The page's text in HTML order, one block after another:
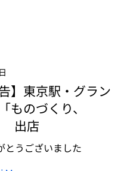
】東京駅・グラン
ものづくり、
出店
とうございました